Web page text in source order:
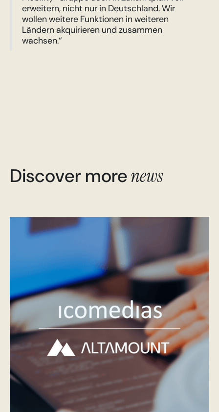
erweitern, nicht nur in Deutschland. Wir
wollen weitere Funktionen in weiteren
Ländern akquirieren und zusammen
wachsen.“
Discover morenews